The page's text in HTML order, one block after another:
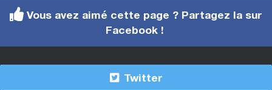
Vous avez aimé cette page ? Partagez la sur
Facebook !
Twitter